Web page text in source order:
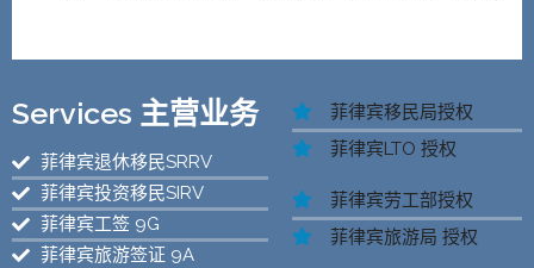
Services 主营业务
菲律宾退休移民SRRV
菲律宾投资移民SIRV
菲律宾工签 9G
菲律宾旅游签证 9A
菲律宾移民局授权
菲律宾LTO 授权
菲律宾劳工部授权
菲律宾旅游局 授权